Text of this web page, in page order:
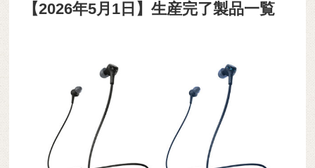
【2026年5月1日】生産完了製品一覧